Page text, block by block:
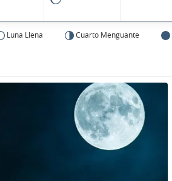
Luna Llena Cuarto Menguante